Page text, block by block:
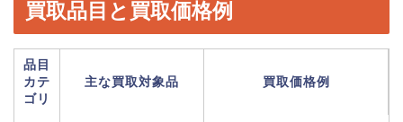
買取品目と買取価格例
品目
カテ
ゴリ
主な買取対象品 買取価格例